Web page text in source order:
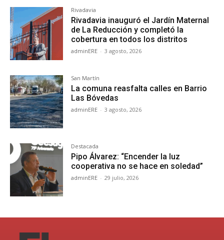
Rivadavia
Rivadavia inauguró el Jardín Maternal
de La Reducción y completó la
cobertura en todos los distritos
adminERE - 3 agosto, 2026
San Martín
La comuna reasfalta calles en Barrio
Las Bóvedas
adminERE - 3 agosto, 2026
Destacada
Pipo Álvarez: “Encender la luz
cooperativa no se hace en soledad”
adminERE - 29 julio, 2026